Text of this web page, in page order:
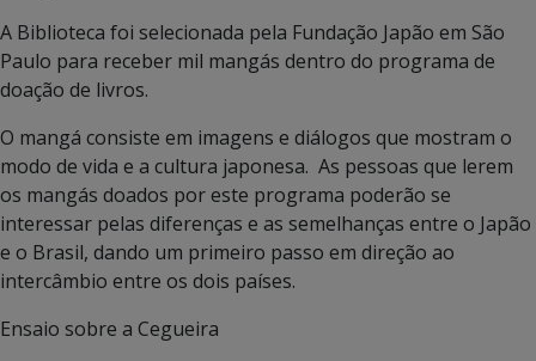
A Biblioteca foi selecionada pela Fundação Japão em São
Paulo para receber mil mangás dentro do programa de
doação de livros.
O mangá consiste em imagens e diálogos que mostram o
modo de vida e a cultura japonesa. As pessoas que lerem
os mangás doados por este programa poderão se
interessar pelas diferenças e as semelhanças entre o Japão
e o Brasil, dando um primeiro passo em direção ao
intercâmbio entre os dois países.
Ensaio sobre a Cegueira